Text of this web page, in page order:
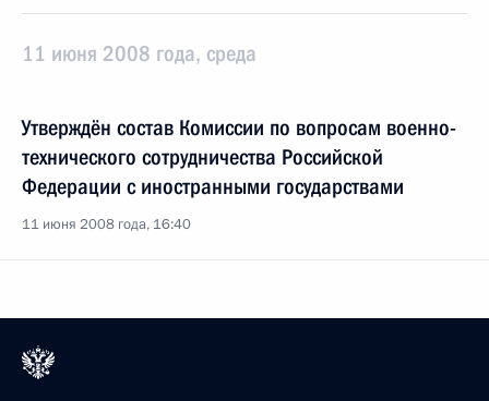
11 июня 2008 года, среда
Утверждён состав Комиссии по вопросам военно-
технического сотрудничества Российской
Федерации с иностранными государствами
11 июня 2008 года, 16:40